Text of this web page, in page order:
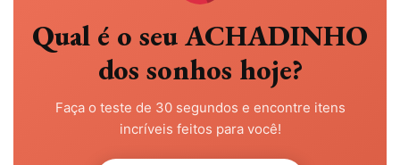
Qual é o seu ACHADINHO
dos sonhos hoje?
Faça o teste de 30 segundos e encontre itens
incríveis feitos para você!